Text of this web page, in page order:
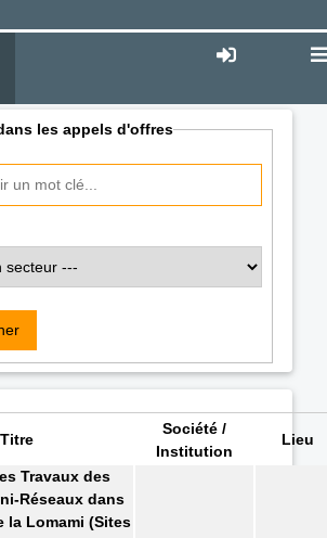
les appels d'offres
Titre
Société /
Institution
Lieu
Travaux des
Réseaux dans
la Lomami (Sites